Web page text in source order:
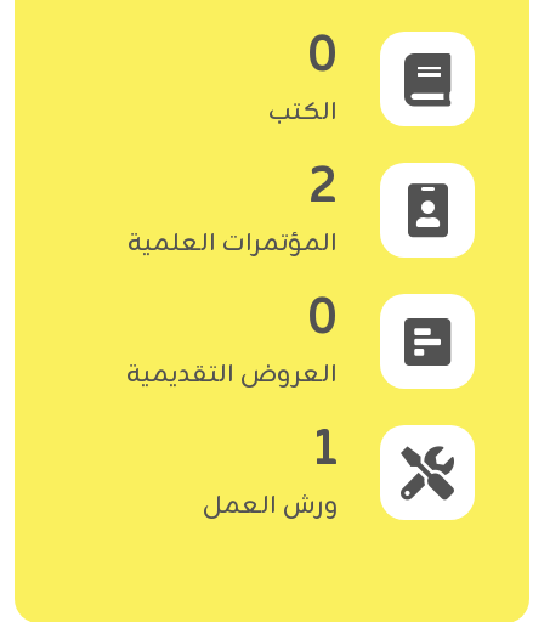
0
الكتب
2
المؤتمرات العلمية
0
العروض التقديمية
1
ورش العمل